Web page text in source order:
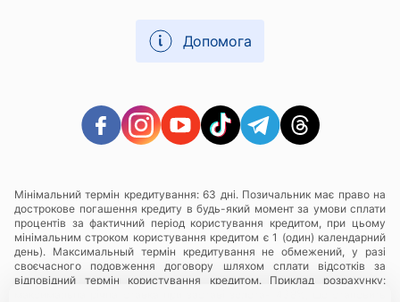
Допомога
Мінімальний термін кредитування: 63 дні. Позичальник має право на
дострокове погашення кредиту в будь-який момент за умови сплати
процентів за фактичний період користування кредитом, при цьому
мінімальним строком користування кредитом є 1 (один) календарний
день). Максимальный термін кредитування не обмежений, у разі
своєчасного подовження договору шляхом сплати відсотків за
відповідний термін користування кредитом. Приклад розрахунку: